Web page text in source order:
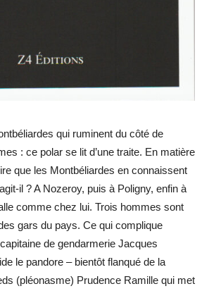
qui ruminent du côté de
: ce polar se lit d’une traite. En matière
que les Montbéliardes en connaissent
il ? A Nozeroy, puis à Poligny, enfin à
comme chez lui. Trois hommes sont
gars du pays. Ce qui complique
de gendarmerie Jacques
le pandore – bientôt flanqué de la
(pléonasme) Prudence Ramille qui met